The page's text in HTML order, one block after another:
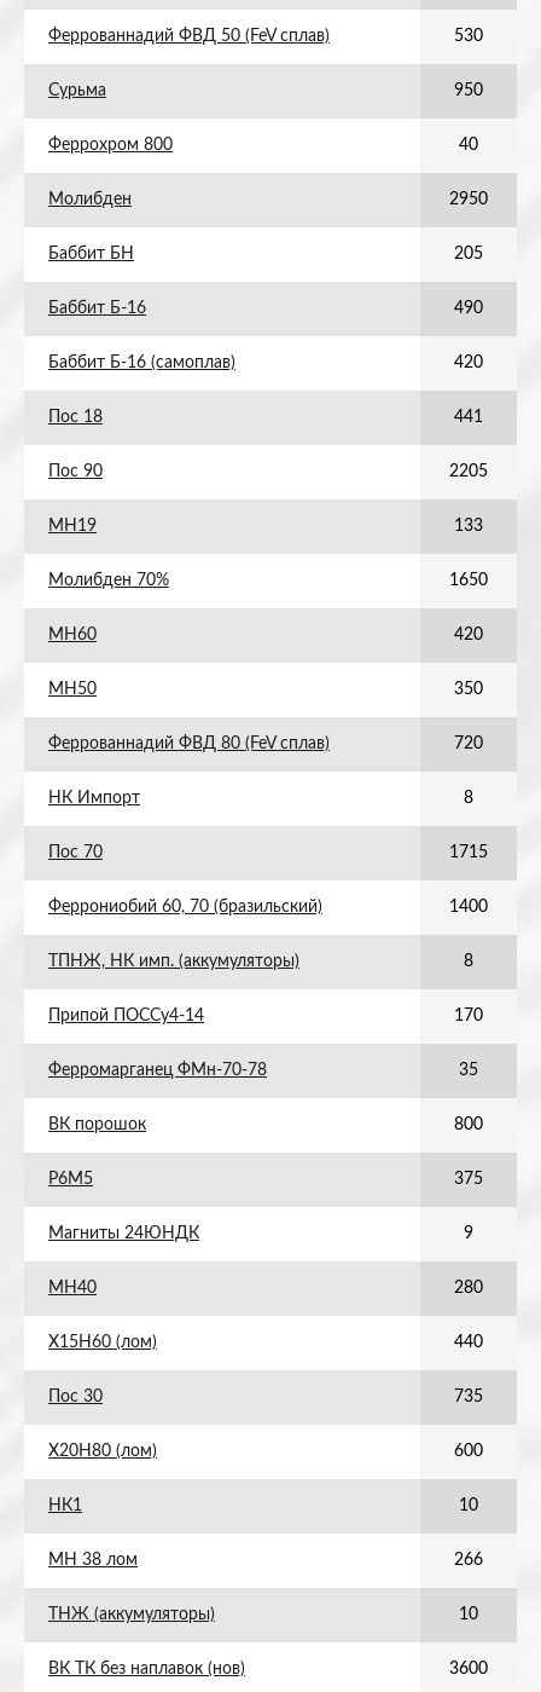
Феррованнадий ФВД 50 (FeV сплав) 530
Сурьма 950
Феррохром 800 40
Молибден 2950
Баббит БН 205
Баббит Б-16 490
Баббит Б-16 (самоплав) 420
Пос 18 441
Пос 90 2205
МН19 133
Молибден 70% 1650
МН60 420
МН50 350
Феррованнадий ФВД 80 (FeV сплав) 720
НК Импорт 8
Пос 70 1715
Феррониобий 60, 70 (бразильский) 1400
ТПНЖ, НК имп. (аккумуляторы) 8
Припой ПОССу4-14 170
Ферромарганец ФМн-70-78 35
ВК порошок 800
Р6М5 375
Магниты 24ЮНДК 9
МН40 280
Х15Н60 (лом) 440
Пос 30 735
Х20Н80 (лом) 600
НК1 10
МН 38 лом 266
ТНЖ (аккумуляторы) 10
ВК ТК без наплавок (нов) 3600